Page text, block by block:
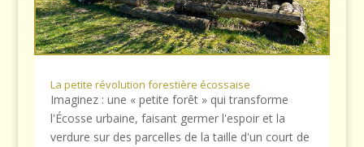
La petite révolution forestière écossaise
Imaginez : une « petite forêt » qui transforme
l'Écosse urbaine, faisant germer l'espoir et la
verdure sur des parcelles de la taille d'un court de